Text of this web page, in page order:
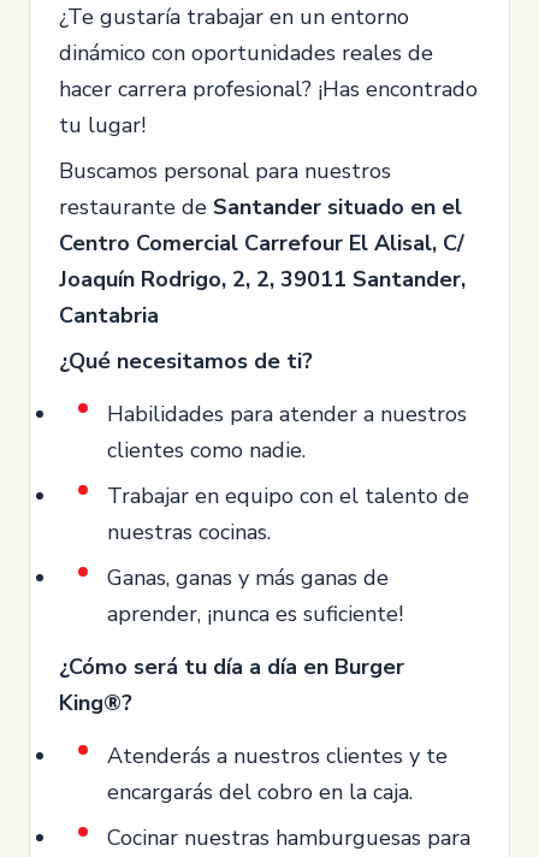
¿Te gustaría trabajar en un entorno
dinámico con oportunidades reales de
hacer carrera profesional? ¡Has encontrado
tu lugar!
Buscamos personal para nuestros
restaurante de Santander situado en el
Centro Comercial Carrefour El Alisal, C/
Joaquín Rodrigo, 2, 2, 39011 Santander,
Cantabria
¿Qué necesitamos de ti?
Habilidades para atender a nuestros
clientes como nadie.
Trabajar en equipo con el talento de
nuestras cocinas.
Ganas, ganas y más ganas de
aprender, ¡nunca es suficiente!
¿Cómo será tu día a día en Burger
King®?
Atenderás a nuestros clientes y te
encargarás del cobro en la caja.
Cocinar nuestras hamburguesas para